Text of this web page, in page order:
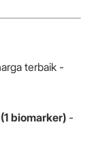
terbaik -
(1 biomarker) -